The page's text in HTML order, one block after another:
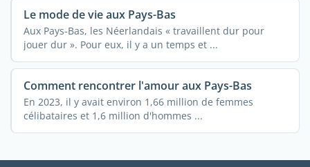
Le mode de vie aux Pays-Bas
Aux Pays-Bas, les Néerlandais « travaillent dur pour
jouer dur ». Pour eux, il y a un temps et ...
Comment rencontrer l'amour aux Pays-Bas
En 2023, il y avait environ 1,66 million de femmes
célibataires et 1,6 million d'hommes ...